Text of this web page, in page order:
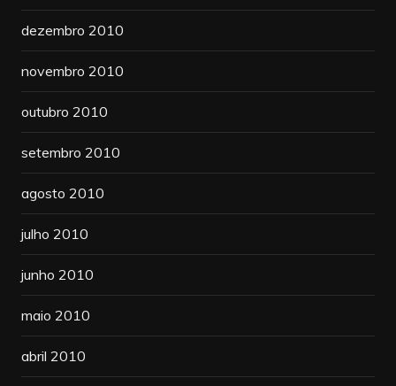
dezembro 2010
novembro 2010
outubro 2010
setembro 2010
agosto 2010
julho 2010
junho 2010
maio 2010
abril 2010